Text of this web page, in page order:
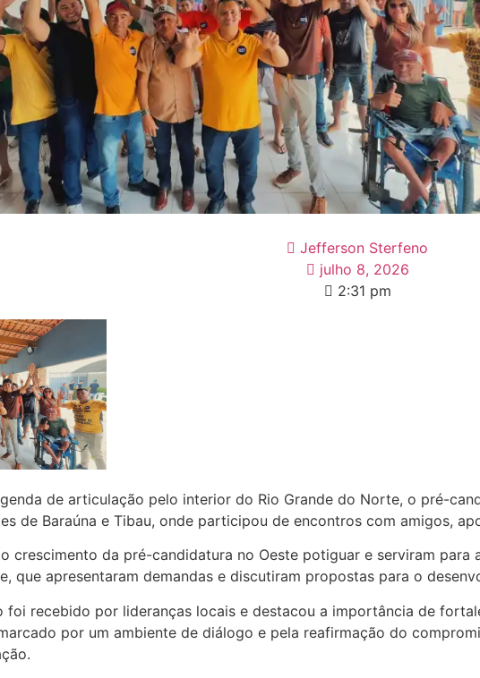
Jefferson Sterfeno
julho 8, 2026
2:31 pm
de articulação pelo interior do Rio Grande do Norte, o pré-
de Baraúna e Tibau, onde participou de encontros com amigos,
crescimento da pré-candidatura no Oeste potiguar e serviram
que apresentaram demandas e discutiram propostas para o
foi recebido por lideranças locais e destacou a importância de
por um ambiente de diálogo e pela reafirmação do